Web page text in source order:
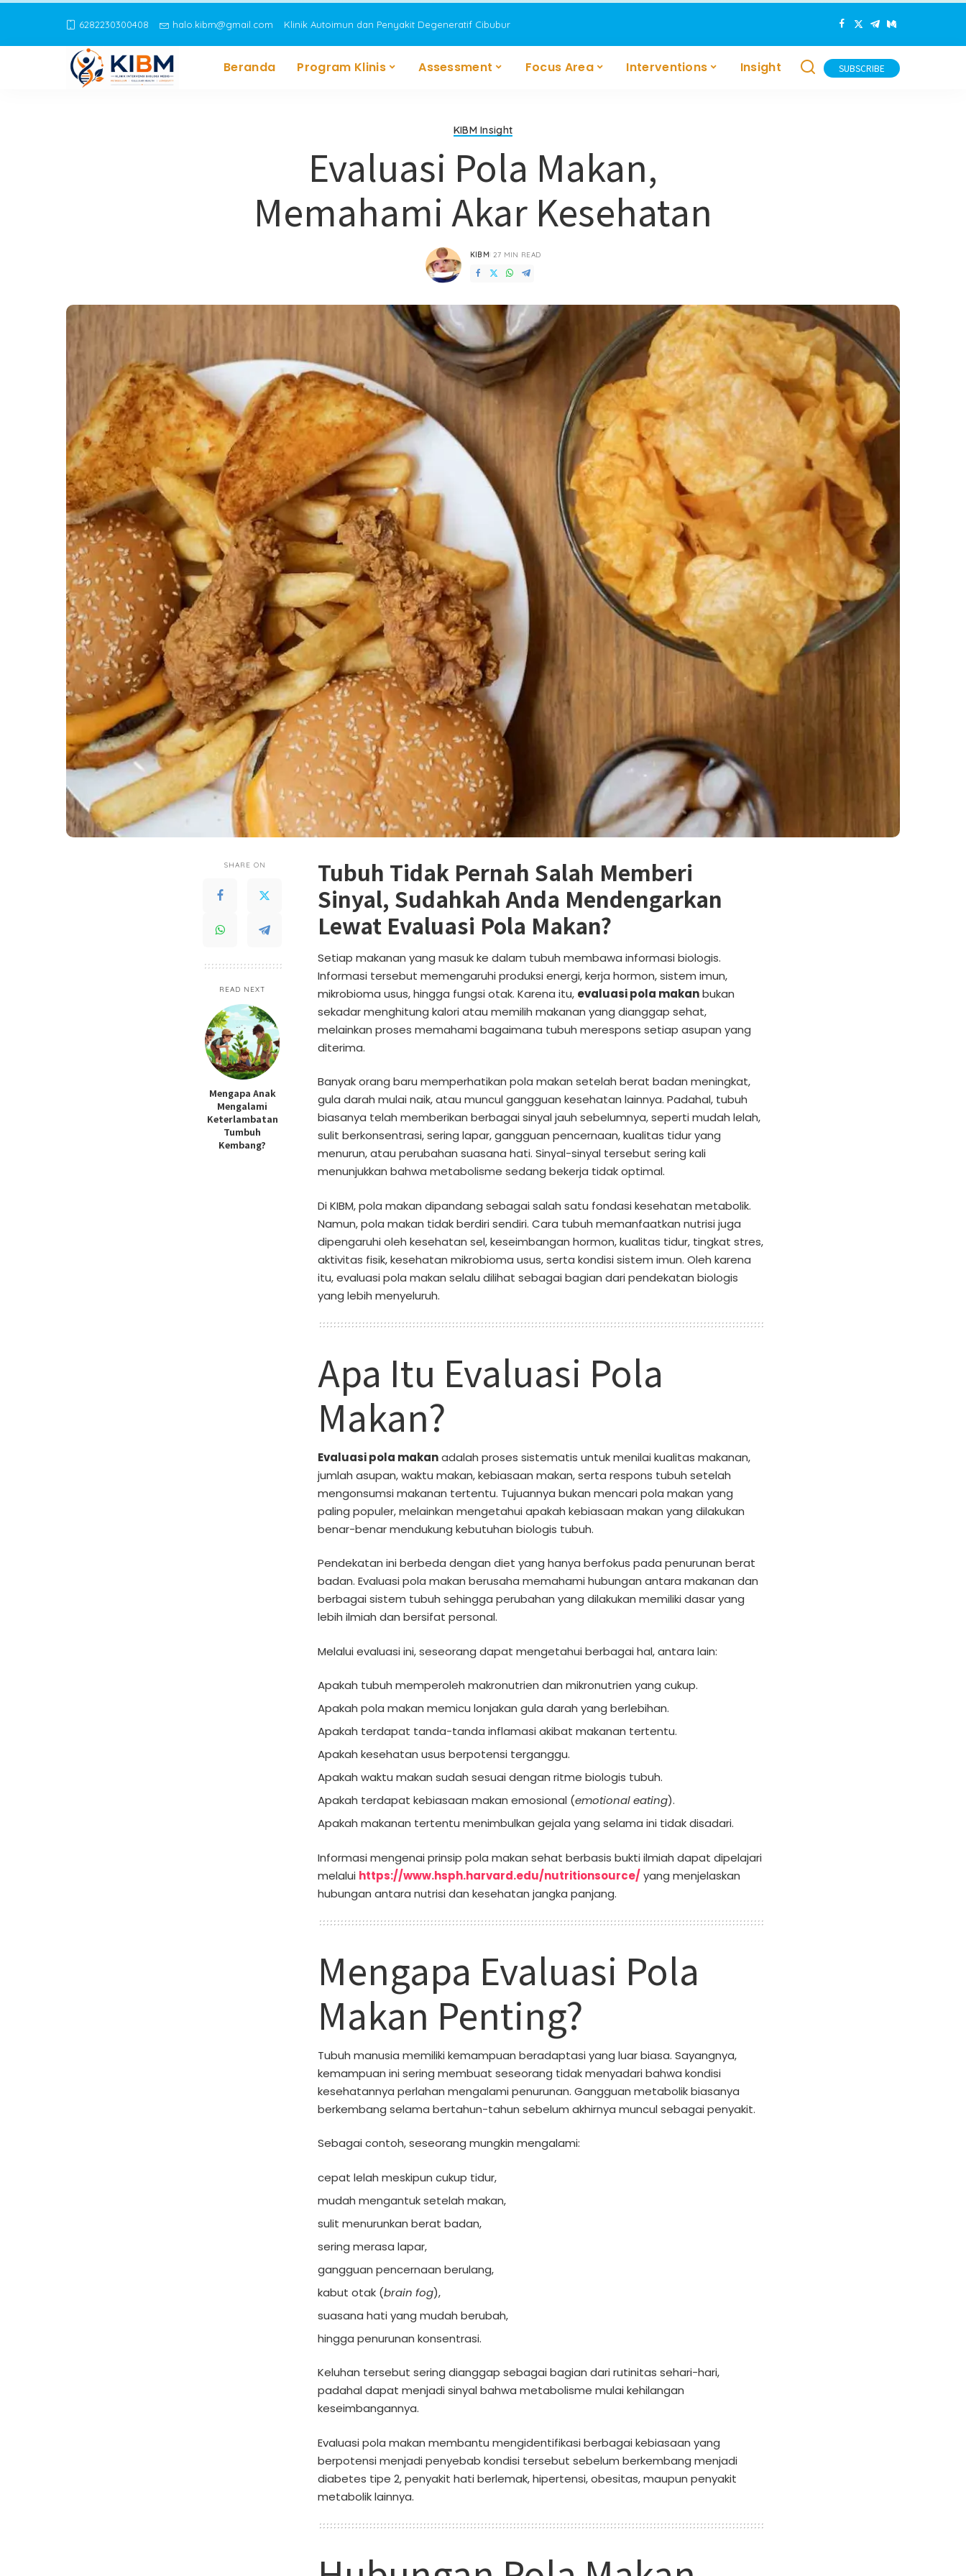
6282230300408 halo.kibm@gmail.com Klinik Autoimun dan Penyakit Degeneratif Cibubur
Beranda Program Klinis Assessment Focus Area Interventions Insight SUBSCRIBE
KIBM Insight
Evaluasi Pola Makan,
Memahami Akar Kesehatan
POSTED
BY
KIBM 27 MIN READ
SHARE ON
READ NEXT
Mengapa Anak
Mengalami
Keterlambatan
Tumbuh
Kembang?
Tubuh Tidak Pernah Salah Memberi
Sinyal, Sudahkah Anda Mendengarkan
Lewat Evaluasi Pola Makan?
Setiap makanan yang masuk ke dalam tubuh membawa informasi biologis.
Informasi tersebut memengaruhi produksi energi, kerja hormon, sistem imun,
mikrobioma usus, hingga fungsi otak. Karena itu, evaluasi pola makanbukan
sekadar menghitung kalori atau memilih makanan yang dianggap sehat,
melainkan proses memahami bagaimana tubuh merespons setiap asupan yang
diterima.
Banyak orang baru memperhatikan pola makan setelah berat badan meningkat,
gula darah mulai naik, atau muncul gangguan kesehatan lainnya. Padahal, tubuh
biasanya telah memberikan berbagai sinyal jauh sebelumnya, seperti mudah lelah,
sulit berkonsentrasi, sering lapar, gangguan pencernaan, kualitas tidur yang
menurun, atau perubahan suasana hati. Sinyal-sinyal tersebut sering kali
menunjukkan bahwa metabolisme sedang bekerja tidak optimal.
Di KIBM, pola makan dipandang sebagai salah satu fondasi kesehatan metabolik.
Namun, pola makan tidak berdiri sendiri. Cara tubuh memanfaatkan nutrisi juga
dipengaruhi oleh kesehatan sel, keseimbangan hormon, kualitas tidur, tingkat stres,
aktivitas fisik, kesehatan mikrobioma usus, serta kondisi sistem imun. Oleh karena
itu, evaluasi pola makan selalu dilihat sebagai bagian dari pendekatan biologis
yang lebih menyeluruh.
Apa Itu Evaluasi Pola
Makan?
Evaluasi pola makanadalah proses sistematis untuk menilai kualitas makanan,
jumlah asupan, waktu makan, kebiasaan makan, serta respons tubuh setelah
mengonsumsi makanan tertentu. Tujuannya bukan mencari pola makan yang
paling populer, melainkan mengetahui apakah kebiasaan makan yang dilakukan
benar-benar mendukung kebutuhan biologis tubuh.
Pendekatan ini berbeda dengan diet yang hanya berfokus pada penurunan berat
badan. Evaluasi pola makan berusaha memahami hubungan antara makanan dan
berbagai sistem tubuh sehingga perubahan yang dilakukan memiliki dasar yang
lebih ilmiah dan bersifat personal.
Melalui evaluasi ini, seseorang dapat mengetahui berbagai hal, antara lain:
Apakah tubuh memperoleh makronutrien dan mikronutrien yang cukup.
Apakah pola makan memicu lonjakan gula darah yang berlebihan.
Apakah terdapat tanda-tanda inflamasi akibat makanan tertentu.
Apakah kesehatan usus berpotensi terganggu.
Apakah waktu makan sudah sesuai dengan ritme biologis tubuh.
Apakah terdapat kebiasaan makan emosional (emotional eating).
Apakah makanan tertentu menimbulkan gejala yang selama ini tidak disadari.
Informasi mengenai prinsip pola makan sehat berbasis bukti ilmiah dapat dipelajari
melalui https://www.hsph.harvard.edu/nutritionsource/ yang menjelaskan
hubungan antara nutrisi dan kesehatan jangka panjang.
Mengapa Evaluasi Pola
Makan Penting?
Tubuh manusia memiliki kemampuan beradaptasi yang luar biasa. Sayangnya,
kemampuan ini sering membuat seseorang tidak menyadari bahwa kondisi
kesehatannya perlahan mengalami penurunan. Gangguan metabolik biasanya
berkembang selama bertahun-tahun sebelum akhirnya muncul sebagai penyakit.
Sebagai contoh, seseorang mungkin mengalami:
cepat lelah meskipun cukup tidur,
mudah mengantuk setelah makan,
sulit menurunkan berat badan,
sering merasa lapar,
gangguan pencernaan berulang,
kabut otak (brain fog),
suasana hati yang mudah berubah,
hingga penurunan konsentrasi.
Keluhan tersebut sering dianggap sebagai bagian dari rutinitas sehari-hari,
padahal dapat menjadi sinyal bahwa metabolisme mulai kehilangan
keseimbangannya.
Evaluasi pola makan membantu mengidentifikasi berbagai kebiasaan yang
berpotensi menjadi penyebab kondisi tersebut sebelum berkembang menjadi
diabetes tipe 2, penyakit hati berlemak, hipertensi, obesitas, maupun penyakit
metabolik lainnya.